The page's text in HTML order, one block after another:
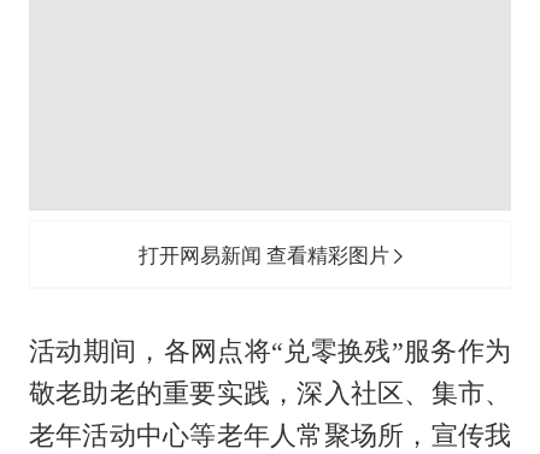
打开网易新闻 查看精彩图片
活动期间，各网点将“兑零换残”服务作为
敬老助老的重要实践，深入社区、集市、
老年活动中心等老年人常聚场所，宣传我